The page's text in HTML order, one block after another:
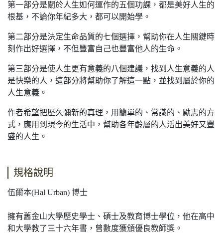
第一部分是關於人生如何運作的五個功課，都是美好人生的
根基，不論你年紀多大，都可以開始學。
第二部分是決定生命品質的七個選擇，幫助你在人生關鍵時
刻作出好選擇，不但豐富自己也豐富他人的生命。
第三部分是使人生更有意義的八個建議，找到人生意義的人
是快樂的人，這部分將幫助你了解這一點，並找到屬於你的
人生意義。
作者希望把歷久彌新的真理，用簡單的、常識的、勵志的方
式，應用到現今的生活中，幫助各年齡層的人活出美好又豐
盛的人生。
規格說明
伍爾本(Hal Urban) 博士
擁有舊金山大學歷史學士、碩士及教育博士學位，他在高中
和大學教了三十六年書，曾數度獲頒優良教師獎。